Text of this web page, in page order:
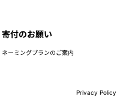
寄付のお願い
ネーミングプランのご案内
Privacy Policy